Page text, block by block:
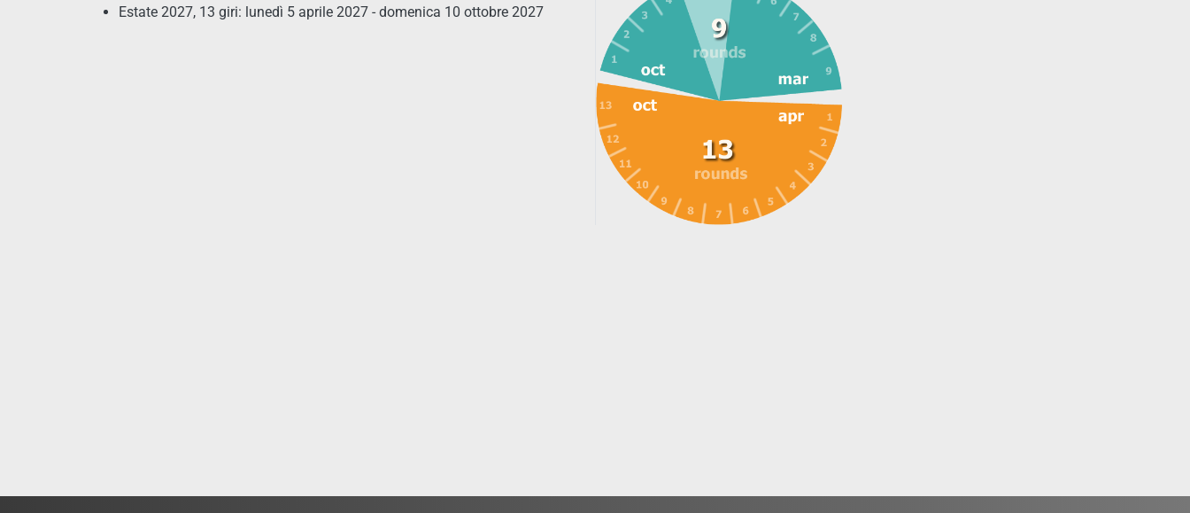
Estate 2027, 13 giri: lunedì 5 aprile 2027 - domenica 10 ottobre 2027